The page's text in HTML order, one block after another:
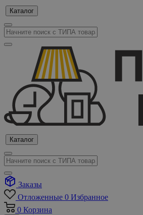
Каталог
Каталог
Заказы
Отложенные 0 Избранное
0 Корзина